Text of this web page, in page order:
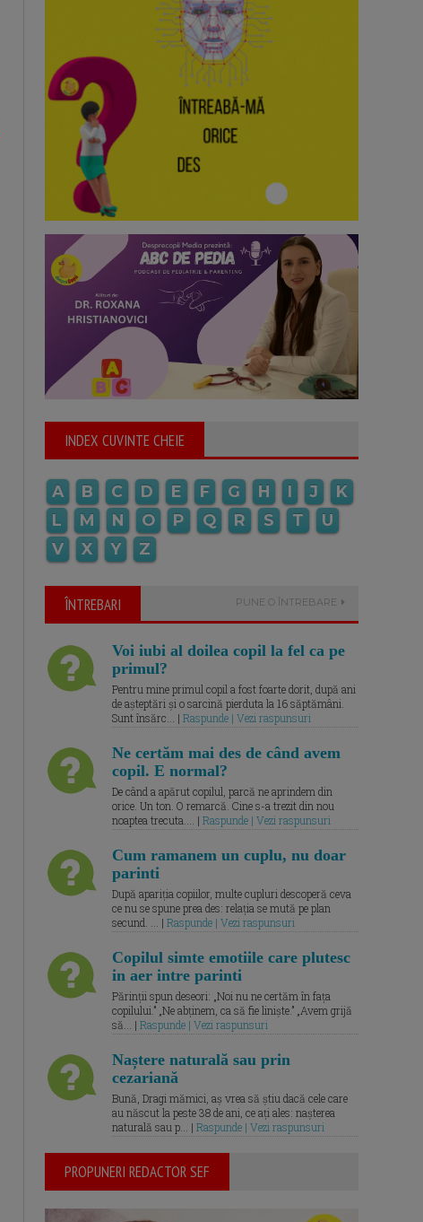
INDEX CUVINTE CHEIE
A B C D E F G H I J
K
L
M N O P Q R S T
U
V
X Y Z
ÎNTREBARI PUNE O ÎNTREBARE
Voi iubi al doilea copil la fel ca pe
primul?
Pentru mine primul copil a fost foarte dorit, după ani
de așteptări și o sarcină pierduta la 16 săptămâni.
Sunt însărc... | Raspunde | Vezi raspunsuri
Ne certăm mai des de când avem
copil. E normal?
De când a apărut copilul, parcă ne aprindem din
orice. Un ton. O remarcă. Cine s-a trezit din nou
noaptea trecuta.... | Raspunde | Vezi raspunsuri
Cum ramanem un cuplu, nu doar
parinti
După apariția copiilor, multe cupluri descoperă ceva
ce nu se spune prea des: relația se mută pe plan
secund. ... | Raspunde | Vezi raspunsuri
Copilul simte emotiile care plutesc
in aer intre parinti
Părinții spun deseori: „Noi nu ne certăm în fața
copilului.” „Ne abținem, ca să fie liniște.” „Avem grijă
să... | Raspunde | Vezi raspunsuri
Naștere naturală sau prin
cezariană
Bună, Dragi mămici, aș vrea să știu dacă cele care
au născut la peste 38 de ani, ce ați ales: nașterea
naturală sau p... | Raspunde | Vezi raspunsuri
PROPUNERI REDACTOR SEF